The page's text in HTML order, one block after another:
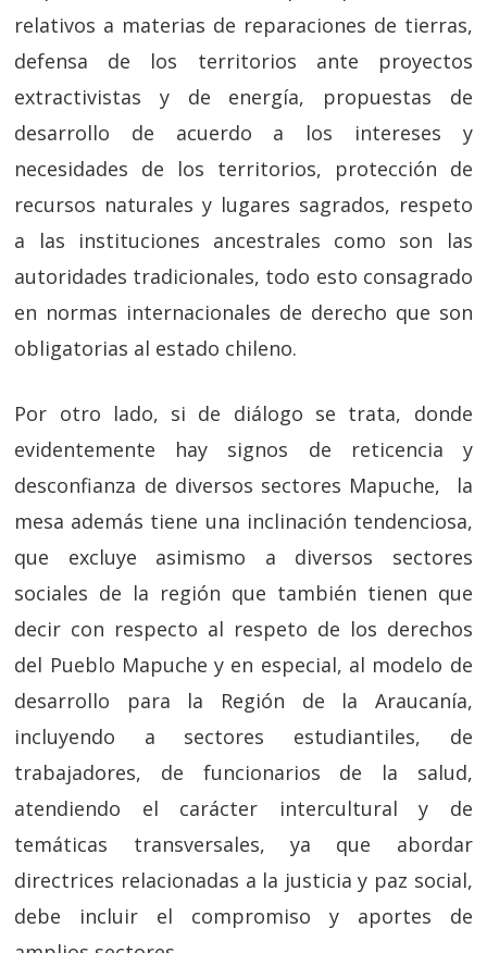
relativos a materias de reparaciones de tierras,
defensa de los territorios ante proyectos
extractivistas y de energía, propuestas de
desarrollo de acuerdo a los intereses y
necesidades de los territorios, protección de
recursos naturales y lugares sagrados, respeto
a las instituciones ancestrales como son las
autoridades tradicionales, todo esto consagrado
en normas internacionales de derecho que son
obligatorias al estado chileno.
Por otro lado, si de diálogo se trata, donde
evidentemente hay signos de reticencia y
desconfianza de diversos sectores Mapuche, la
mesa además tiene una inclinación tendenciosa,
que excluye asimismo a diversos sectores
sociales de la región que también tienen que
decir con respecto al respeto de los derechos
del Pueblo Mapuche y en especial, al modelo de
desarrollo para la Región de la Araucanía,
incluyendo a sectores estudiantiles, de
trabajadores, de funcionarios de la salud,
atendiendo el carácter intercultural y de
temáticas transversales, ya que abordar
directrices relacionadas a la justicia y paz social,
debe incluir el compromiso y aportes de